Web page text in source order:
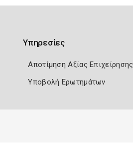
Υπηρεσίες
Αποτίμηση Αξίας Επιχείρησης
Υποβολή Ερωτημάτων